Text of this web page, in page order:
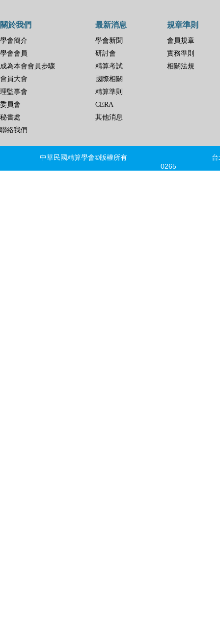
關於我們
學會簡介
學會會員
成為本會會員步驟
會員大會
理監事會
委員會
秘書處
聯絡我們
最新消息
學會新聞
研討會
精算考試
國際相關
精算準則
CERA
其他消息
規章準則
會員規章
實務準則
相關法規
中華民國精算學會©版權所有 台北
0265